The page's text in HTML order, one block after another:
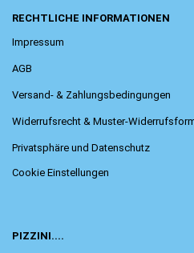
RECHTLICHE INFORMATIONEN
Impressum
AGB
Versand- & Zahlungsbedingungen
Widerrufsrecht & Muster-
Privatsphäre und Datenschutz
Cookie Einstellungen
PIZZINI....